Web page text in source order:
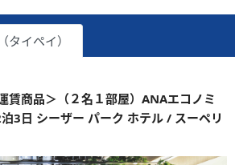
イペイ）
賃商品＞（２名１部屋）ANAエコノミ
3日 シーザー パーク ホテル / スーペリ